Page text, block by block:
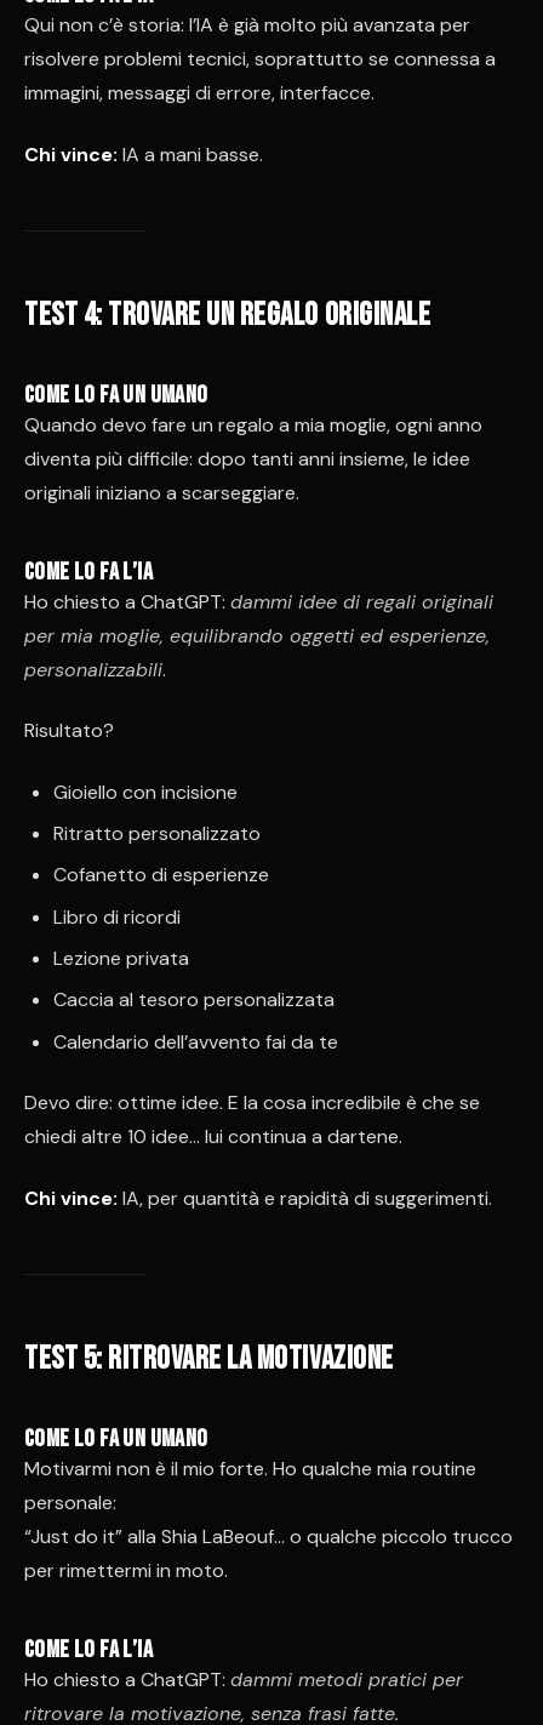
Qui non c’è storia: l’IA è già molto più avanzata per
risolvere problemi tecnici, soprattutto se connessa a
immagini, messaggi di errore, interfacce.
Chi vince: IA a mani basse.
Test 4: trovare un regalo originale
Come lo fa un umano
Quando devo fare un regalo a mia moglie, ogni anno
diventa più difficile: dopo tanti anni insieme, le idee
originali iniziano a scarseggiare.
Come lo fa l’IA
Ho chiesto a ChatGPT: dammi idee di regali originali
per mia moglie, equilibrando oggetti ed esperienze,
personalizzabili.
Risultato?
Gioiello con incisione
Ritratto personalizzato
Cofanetto di esperienze
Libro di ricordi
Lezione privata
Caccia al tesoro personalizzata
Calendario dell’avvento fai da te
Devo dire: ottime idee. E la cosa incredibile è che se
chiedi altre 10 idee… lui continua a dartene.
Chi vince: IA, per quantità e rapidità di suggerimenti.
Test 5: ritrovare la motivazione
Come lo fa un umano
Motivarmi non è il mio forte. Ho qualche mia routine
personale:
“Just do it” alla Shia LaBeouf… o qualche piccolo trucco
per rimettermi in moto.
Come lo fa l’IA
Ho chiesto a ChatGPT: dammi metodi pratici per
ritrovare la motivazione, senza frasi fatte.